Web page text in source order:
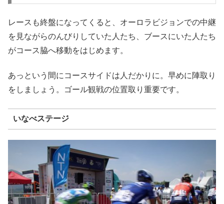
レースも終盤になってくると、オーロラビジョンでの中継
を見ながらのんびりしていた人たち、ブースにいた人たち
がコース脇へ移動をはじめます。
あっという間にコースサイドは人だかりに。早めに陣取り
をしましょう。ゴール観戦の位置取り重要です。
いなべステージ